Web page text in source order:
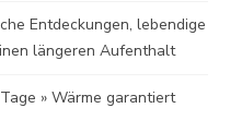
Entdeckungen, lebendige
längeren Aufenthalt
» Wärme garantiert